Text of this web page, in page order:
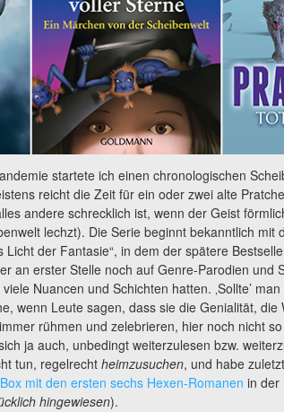
startete ich einen chronologischen
reicht die Zeit für ein oder zwei alte
andere schrecklich ist, wenn der Geist
lechzt). Die Serie beginnt bekanntlich mit
Licht der Fantasie“, in dem der spätere
an erster Stelle noch auf Genre-Parodien und
Nuancen und Schichten hatten. ‚Sollte’
wenn Leute sagen, dass sie die Genialität, die
rühmen und zelebrieren, hier noch nicht
ja auch, unbedingt weiterzulesen bzw.
tun, regelrechtheimzusuchen, und habe
mit den ersten sechs Hexen-Romanen in der
hingewiesen).